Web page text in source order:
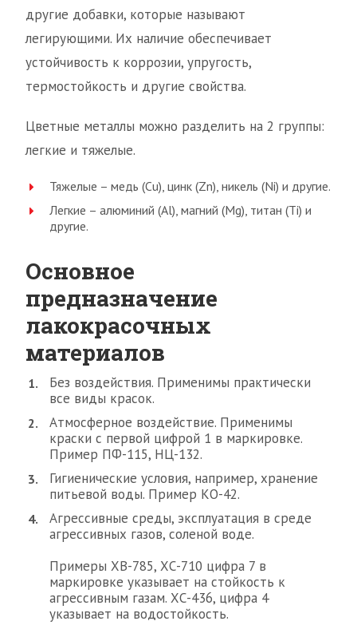
другие добавки, которые называют
легирующими. Их наличие обеспечивает
устойчивость к коррозии, упругость,
термостойкость и другие свойства.
Цветные металлы можно разделить на 2 группы:
легкие и тяжелые.
Тяжелые – медь (Cu), цинк (Zn), никель (Ni) и другие.
Легкие – алюминий (Al), магний (Mg), титан (Ti) и
другие.
Основное
предназначение
лакокрасочных
материалов
Без воздействия. Применимы практически
все виды красок.
Атмосферное воздействие. Применимы
краски с первой цифрой 1 в маркировке.
Пример ПФ-115, НЦ-132.
Гигиенические условия, например, хранение
питьевой воды. Пример КО-42.
Агрессивные среды, эксплуатация в среде
агрессивных газов, соленой воде.
Примеры ХВ-785, ХС-710 цифра 7 в
маркировке указывает на стойкость к
агрессивным газам. ХС-436, цифра 4
указывает на водостойкость.